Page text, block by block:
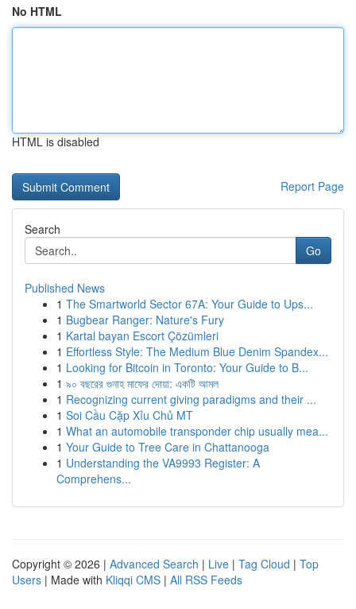
No HTML
HTML is disabled
Report Page
Search
Go
Published News
1 The Smartworld Sector 67A: Your Guide to Ups...
1 Bugbear Ranger: Nature's Fury
1 Kartal bayan Escort Çözümleri
1 Effortless Style: The Medium Blue Denim Spandex...
1 Looking for Bitcoin in Toronto: Your Guide to B...
1 ৯০ বছরের গুনাহ মাফের দোয়া: একটি আমল
1 Recognizing current giving paradigms and their ...
1 Soi Cầu Cặp Xỉu Chủ MT
1 What an automobile transponder chip usually mea...
1 Your Guide to Tree Care in Chattanooga
1 Understanding the VA9993 Register: A
Comprehens...
Copyright © 2026 | Advanced Search | Live | Tag Cloud | Top
Users | Made with Kliqqi CMS | All RSS Feeds